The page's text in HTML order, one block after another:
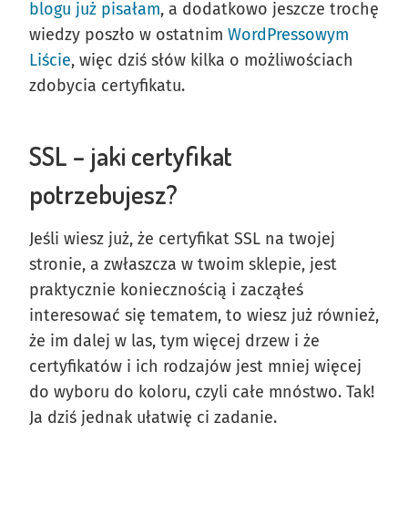
blogu już pisałam, a dodatkowo jeszcze trochę
wiedzy poszło w ostatnim WordPressowym
Liście, więc dziś słów kilka o możliwościach
zdobycia certyfikatu.
SSL – jaki certyfikat
potrzebujesz?
Jeśli wiesz już, że certyfikat SSL na twojej
stronie, a zwłaszcza w twoim sklepie, jest
praktycznie koniecznością i zacząłeś
interesować się tematem, to wiesz już również,
że im dalej w las, tym więcej drzew i że
certyfikatów i ich rodzajów jest mniej więcej
do wyboru do koloru, czyli całe mnóstwo. Tak!
Ja dziś jednak ułatwię ci zadanie.